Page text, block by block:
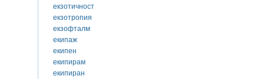
екзотичност
екзотропия
екзофталм
екипаж
екипен
екипирам
екипиран